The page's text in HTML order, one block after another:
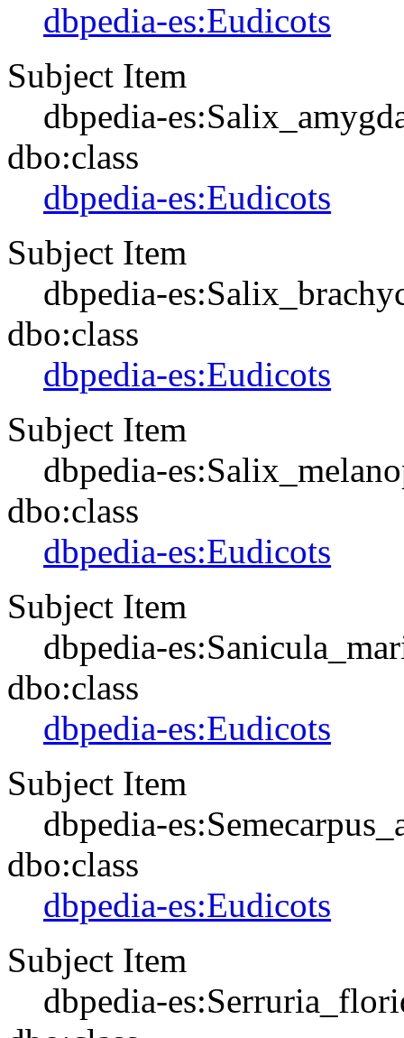
dbpedia-es:Eudicots
Subject Item
dbpedia-
dbo:class
dbpedia-es:Eudicots
Subject Item
dbpedia-
dbo:class
dbpedia-es:Eudicots
Subject Item
dbpedia-
dbo:class
dbpedia-es:Eudicots
Subject Item
dbpedia-
dbo:class
dbpedia-es:Eudicots
Subject Item
dbpedia-
dbo:class
dbpedia-es:Eudicots
Subject Item
dbpedia-